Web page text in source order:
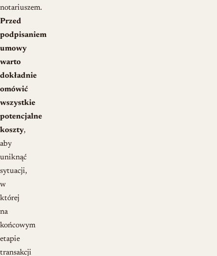
notariuszem.
Przed
podpisaniem
umowy
warto
dokładnie
omówić
wszystkie
potencjalne
koszty,
aby
uniknąć
sytuacji,
w
której
na
końcowym
etapie
transakcji